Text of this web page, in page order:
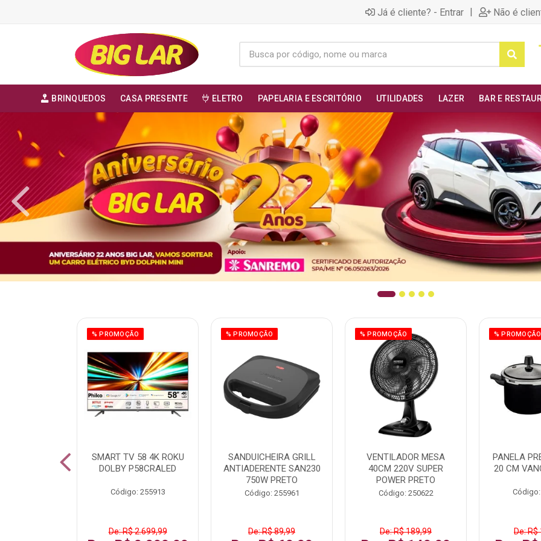
Já é cliente? - Entrar | Não é
BRINQUEDOS CASA PRESENTE ELETRO PAPELARIA E ESCRITÓRIO UTILIDADES LAZER BAR E
% PROMOÇÃO
SMART TV 58 4K ROKU
DOLBY P58CRALED
Código: 255913
De: R$ 2.699,99
% PROMOÇÃO
SANDUICHEIRA GRILL
ANTIADERENTE SAN230
750W PRETO
Código: 255961
De: R$ 89,99
% PROMOÇÃO
VENTILADOR MESA
40CM 220V SUPER
POWER PRETO
Código: 250622
De: R$ 189,99
% PROMOÇÃO
PANELA
20 CM
De: R$